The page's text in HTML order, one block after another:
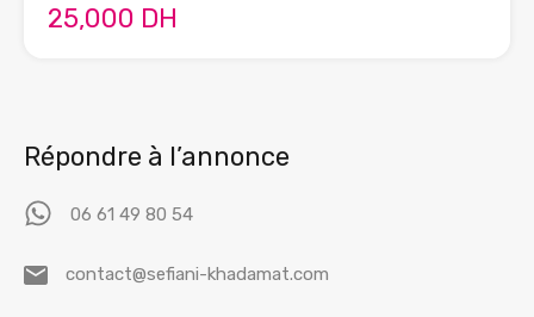
25,000 DH
Répondre à l’annonce
06 61 49 80 54
contact@sefiani-khadamat.com